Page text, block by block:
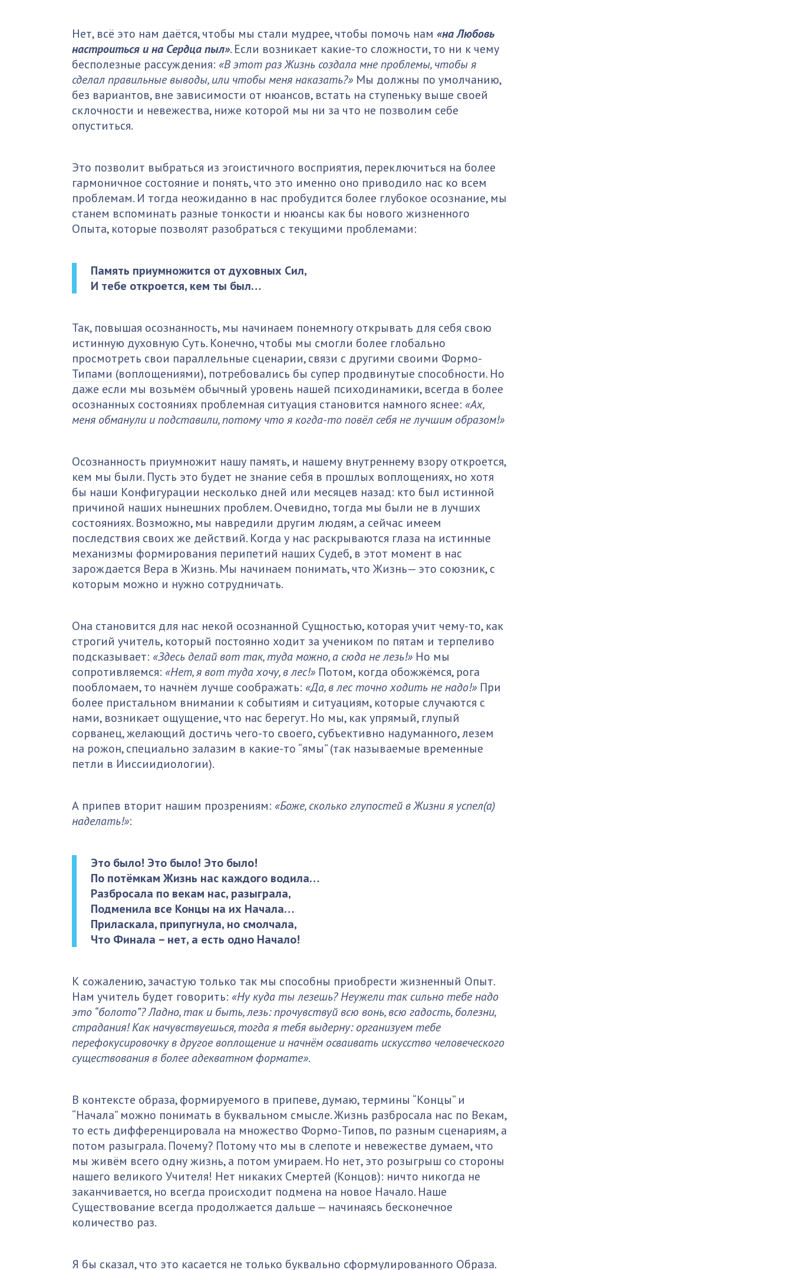
Нет, всё это нам даётся, чтобы мы стали мудрее, чтобы помочь нам «на Любовь
настроиться и на Сердцапыл». Если возникает какие-то сложности, то ни к чему
бесполезные рассуждения: «В этот раз Жизнь создала мне проблемы, чтобы я
сделал правильные выводы, или чтобы меня наказать?» Мы должны по умолчанию,
без вариантов, вне зависимости от нюансов, встать на ступеньку выше своей
склочности и невежества, ниже которой мы ни за что не позволим себе
опуститься.
Это позволит выбраться из эгоистичного восприятия, переключиться на более
гармоничное состояние и понять, что это именно оно приводило нас ко всем
проблемам. И тогда неожиданно в нас пробудится более глубокое осознание, мы
станем вспоминать разные тонкости и нюансы как бы нового жизненного
Опыта, которые позволят разобраться с текущими проблемами:
Память приумножится от духовных Сил,
И тебе откроется, кем ты был…
Так, повышая осознанность, мы начинаем понемногу открывать для себя свою
истинную духовную Суть. Конечно, чтобы мы смогли более глобально
просмотреть свои параллельные сценарии, связи с другими своими Формо-
Типами (воплощениями), потребовались бы супер продвинутые способности. Но
даже если мы возьмём обычный уровень нашей психодинамики, всегда в более
осознанных состояниях проблемная ситуация становится намного яснее: «Ах,
меня обманули и подставили, потому что я когда-то повёл себя не лучшим образом!»
Осознанность приумножит нашу память, и нашему внутреннему взору откроется,
кем мы были. Пусть это будет не знание себя в прошлых воплощениях, но хотя
бы наши Конфигурации несколько дней или месяцев назад: кто был истинной
причиной наших нынешних проблем. Очевидно, тогда мы были не в лучших
состояниях. Возможно, мы навредили другим людям, а сейчас имеем
последствия своих же действий. Когда у нас раскрываются глаза на истинные
механизмы формирования перипетий наших Судеб, в этот момент в нас
зарождается Вера в Жизнь. Мы начинаем понимать, что Жизнь— это союзник, с
которым можно и нужно сотрудничать.
Она становится для нас некой осознанной Сущностью, которая учит чему-то, как
строгий учитель, который постоянно ходит за учеником по пятам и терпеливо
подсказывает: «Здесь делай вот так, туда можно, а сюда не лезь!» Но мы
сопротивляемся: «Нет, я вот туда хочу, в лес!» Потом, когда обожжёмся, рога
пообломаем, то начнём лучше соображать: «Да, в лес точно ходить не надо!» При
более пристальном внимании к событиям и ситуациям, которые случаются с
нами, возникает ощущение, что нас берегут. Но мы, как упрямый, глупый
сорванец, желающий достичь чего-то своего, субъективно надуманного, лезем
на рожон, специально залазим в какие-то “ямы” (так называемые временные
петли в Ииссиидиологии).
А припев вторит нашим прозрениям: «Боже, сколько глупостей в Жизни я успел(а)
наделать!»:
Это было! Это было! Это было!
По потёмкам Жизнь нас каждого водила…
Разбросала по векам нас, разыграла,
Подменила все Концы на их Начала…
Приласкала, припугнула, но смолчала,
Что Финала – нет, а есть одно Начало!
К сожалению, зачастую только так мы способны приобрести жизненный Опыт.
Нам учитель будет говорить: «Ну куда ты лезешь? Неужели так сильно тебе надо
это “болото”? Ладно, так и быть, лезь: прочувствуй всю вонь, всю гадость, болезни,
страдания! Как начувствуешься, тогда я тебя выдерну: организуем тебе
перефокусировочку в другое воплощение и начнём осваивать искусство человеческого
существования в более адекватном формате».
В контексте образа, формируемого в припеве, думаю, термины “Концы” и
“Начала” можно понимать в буквальном смысле. Жизнь разбросала нас по Векам,
то есть дифференцировала на множество Формо-Типов, по разным сценариям, а
потом разыграла. Почему? Потому что мы в слепоте и невежестве думаем, что
мы живём всего одну жизнь, а потом умираем. Но нет, это розыгрыш со стороны
нашего великого Учителя! Нет никаких Смертей (Концов): ничто никогда не
заканчивается, но всегда происходит подмена на новое Начало. Наше
Существование всегда продолжается дальше — начинаясь бесконечное
количество раз.
Я бы сказал, что это касается не только буквально сформулированного Образа.